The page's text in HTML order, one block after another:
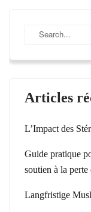
a
Articles
L’Impact des
Guide pratique
soutien à la perte
Langfristige